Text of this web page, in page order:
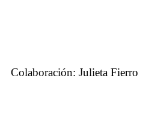
Colaboración: Julieta Fierro